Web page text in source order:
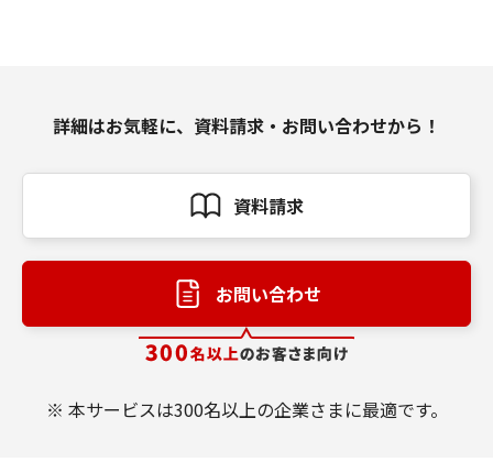
詳細はお気軽に、資料請求・お問い合わせから！
資料請求
お問い合わせ
※ 本サービスは300名以上の企業さまに最適です。